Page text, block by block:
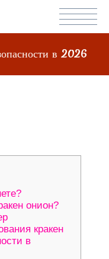
в 2026
онион?
кракен
в